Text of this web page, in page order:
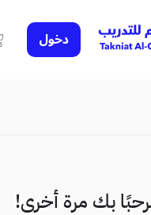
دخول
بك مرة أخرى!